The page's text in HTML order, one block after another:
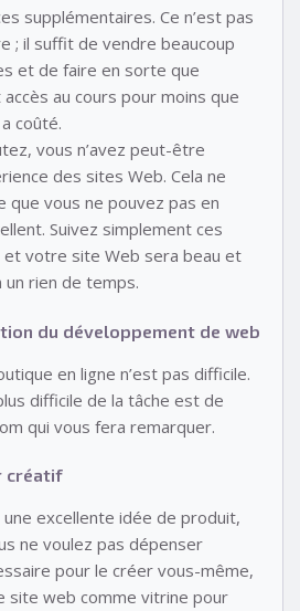
supplémentaires. Ce n’est pas
; il suffit de vendre beaucoup
et de faire en sorte que
accès au cours pour moins que
coûté.
vous n’avez peut-être
des sites Web. Cela ne
que vous ne pouvez pas en
Suivez simplement ces
et votre site Web sera beau et
rien de temps.
du développement de web
en ligne n’est pas difficile.
difficile de la tâche est de
qui vous fera remarquer.
créatif
une excellente idée de produit,
ne voulez pas dépenser
pour le créer vous-même,
site web comme vitrine pour